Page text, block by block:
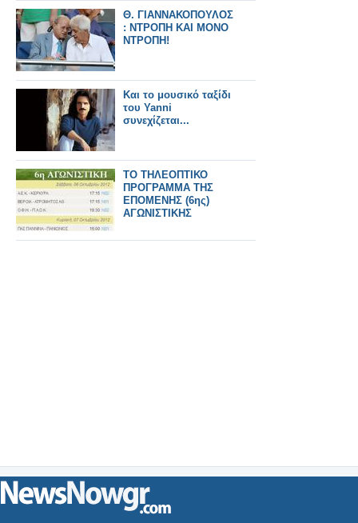
Θ. ΓΙΑΝΝΑΚΟΠΟΥΛΟΣ
: ΝΤΡΟΠΗ ΚΑΙ ΜΟΝΟ
ΝΤΡΟΠΗ!
Και το μουσικό ταξίδι
του Yanni
συνεχίζεται...
ΤΟ ΤΗΛΕΟΠΤΙΚΟ
ΠΡΟΓΡΑΜΜΑ ΤΗΣ
ΕΠΟΜΕΝΗΣ (6ης)
ΑΓΩΝΙΣΤΙΚΗΣ